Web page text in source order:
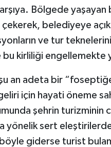
Bölgede
çekerek, belediyeye
ve tur
bu kirliliği engellemekte
şu an adeta bir
için hayati öneme
şehrin
yönelik sert
giderse turist